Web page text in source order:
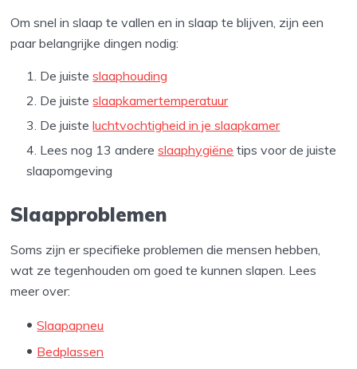
Om snel in slaap te vallen en in slaap te blijven, zijn een
paar belangrijke dingen nodig:
De juisteslaaphouding
De juisteslaapkamertemperatuur
De juisteluchtvochtigheid in je slaapkamer
Lees nog 13 andereslaaphygiëne tips voor de juiste
slaapomgeving
Slaapproblemen
Soms zijn er specifieke problemen die mensen hebben,
wat ze tegenhouden om goed te kunnen slapen. Lees
meer over:
Slaapapneu
Bedplassen